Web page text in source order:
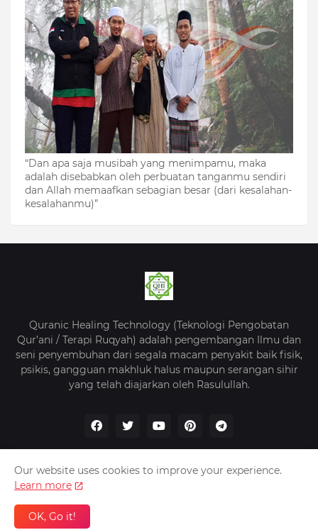
“Dan apa saja musibah yang menimpamu, maka
adalah disebabkan oleh perbuatan tanganmu sendiri
dan Allah memaafkan sebagian besar (dari kesalahan-
kesalahanmu)”
Quranic Healing Technology (Teknologi Pengobatan
Qur’ani / Terapi Ruqyah) adalah pengembangan Ilmu dan
seni penyembuhan dari segala macam penyakit baik fisik,
psikis, gangguan makhluk halus maupun serangan sihir
yang telah diajarkan oleh Rasulullah.
Beranda Tentang Kami
Our website uses cookies to improve your experience.
Learn more
OK, Go it!